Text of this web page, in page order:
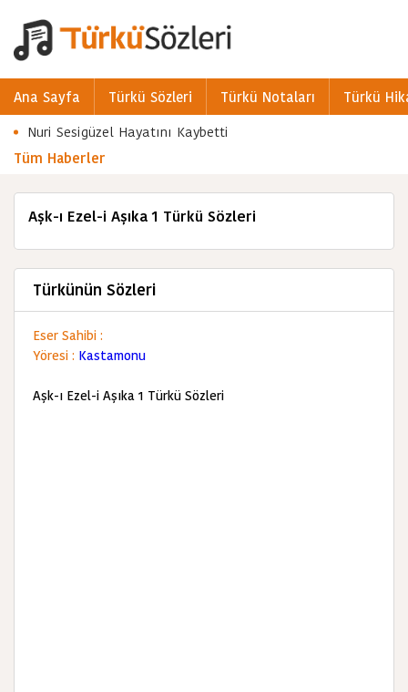
Ana Sayfa Türkü Sözleri Türkü Notaları
Türkü
Nuri Sesigüzel Hayatını Kaybetti
Tüm Haberler
Aşk-ı Ezel-i Aşıka 1 Türkü Sözleri
Türkünün Sözleri
Eser Sahibi :
Yöresi : Kastamonu
Aşk-ı Ezel-i Aşıka 1 Türkü Sözleri